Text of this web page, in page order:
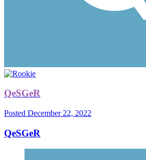
QeSGeR
Posted December 22, 2022
QeSGeR